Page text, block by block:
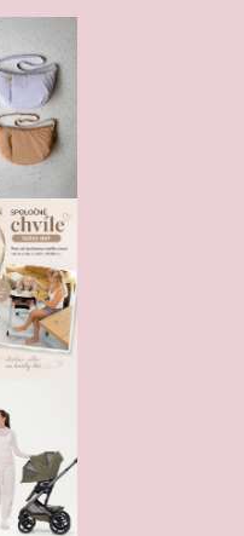
podmienkami ochrany